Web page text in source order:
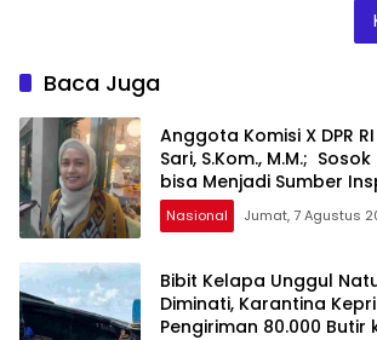
Baca Juga
Anggota Komisi X DPR
Sari, S.Kom., M.M.;
bisa Menjadi Sumber
Generasi Muda, Pelaku
Pemerintah, maupun
sama Memberikan
Pembangunan Nasional.
Nasional Jumat, 7 Agustus
Bibit Kelapa Unggul
Diminati, Karantina
Pengiriman 80.000 Butir